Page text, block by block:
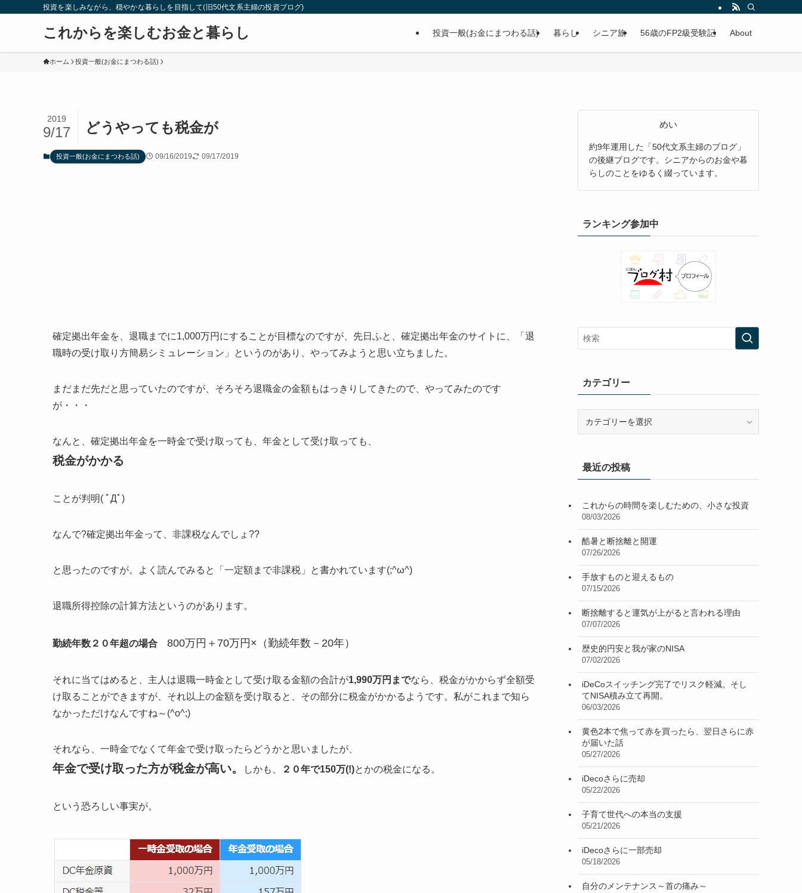
投資を楽しみながら、穏やかな暮らしを目指して(旧50代文系主婦の投資ブログ)
これからを楽しむお金と暮らし 投資一般(お金にまつわる話) 暮らし シニア旅 56歳のFP2級受験記 About
ホーム 投資一般(お金にまつわる話)
どうやっても税金が
2019
9/17
投資一般(お金にまつわる話) 09/16/2019 09/17/2019
確定拠出年金を、退職までに1,000万円にすることが目標なのですが、先日ふと、確定拠出年金のサイトに、「退
職時の受け取り方簡易シミュレーション」というのがあり、やってみようと思い立ちました。
まだまだ先だと思っていたのですが、そろそろ退職金の金額もはっきりしてきたので、やってみたのです
が・・・
なんと、確定拠出年金を一時金で受け取っても、年金として受け取っても、
税金がかかる
ことが判明( ﾟДﾟ)
なんで?確定拠出年金って、非課税なんでしょ??
と思ったのですが。よく読んでみると「一定額まで非課税」と書かれています(;^ω^)
退職所得控除の計算方法というのがあります。
勤続年数２０年超の場合 800万円＋70万円×（勤続年数－20年）
それに当てはめると、主人は退職一時金として受け取る金額の合計が1,990万円までなら、税金がかからず全額受
け取ることができますが、それ以上の金額を受け取ると、その部分に税金がかかるようです。私がこれまで知ら
なかっただけなんですね～(^o^;)
それなら、一時金でなくて年金で受け取ったらどうかと思いましたが、
年金で受け取った方が税金が高い。 しかも、 ２０年で150万(!)とかの税金になる。
という恐ろしい事実が。
めい
約9年運用した「50代文系主婦のブログ」
の後継ブログです。シニアからのお金や暮
らしのことをゆるく綴っています。
ランキング参加中
カテゴリー
ー最近の投稿
これからの時間を楽しむための、小さな投資
08/03/2026
酷暑と断捨離と開運
07/26/2026
手放すものと迎えるもの
07/15/2026
断捨離すると運気が上がると言われる理由
07/07/2026
歴史的円安と我が家のNISA
07/02/2026
iDeCoスイッチング完了でリスク軽減。そし
てNISA積み立て再開。
06/03/2026
黄色2本で焦って赤を買ったら、翌日さらに赤
が届いた話
05/27/2026
iDecoさらに売却
05/22/2026
子育て世代への本当の支援
05/21/2026
iDecoさらに一部売却
05/18/2026
自分のメンテナンス～首の痛み～